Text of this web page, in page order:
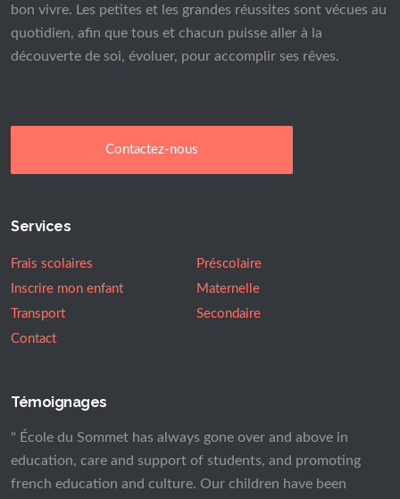
bon vivre. Les petites et les grandes réussites sont vécues au
quotidien, afin que tous et chacun puisse aller à la
découverte de soi, évoluer, pour accomplir ses rêves.
Contactez-nous
Services
Frais scolaires
Préscolaire
Inscrire mon enfant
Maternelle
Transport
Secondaire
Contact
Témoignages
" École du Sommet has always gone over and above in
education, care and support of students, and promoting
french education and culture. Our children have been